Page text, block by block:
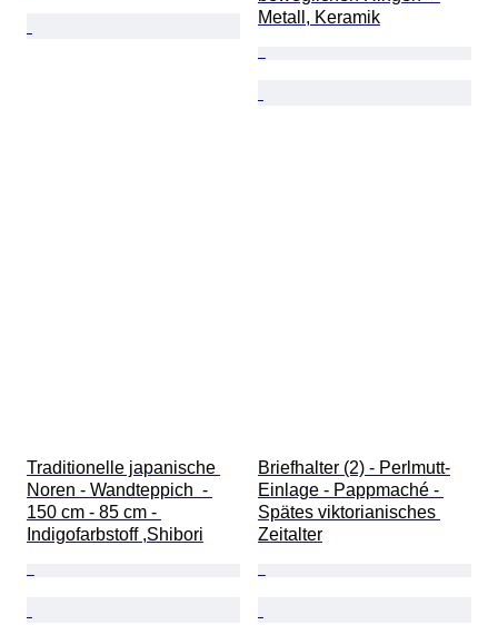
Metall, Keramik
Traditionelle japanische
Noren - Wandteppich  -
150 cm - 85 cm -
Indigofarbstoff ,Shibori
Briefhalter (2) - Perlmutt-
Einlage - Pappmaché -
Spätes viktorianisches
Zeitalter